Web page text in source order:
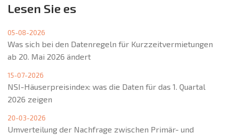
Lesen Sie es
05-08-2026
Was sich bei den Datenregeln für Kurzzeitvermietungen
ab 20. Mai 2026 ändert
15-07-2026
NSI-Häuserpreisindex: was die Daten für das 1. Quartal
2026 zeigen
20-03-2026
Umverteilung der Nachfrage zwischen Primär- und